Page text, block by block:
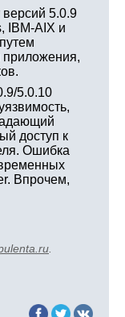
версий 5.0.9
IBM-AIX и
приложения,
5.0.10
доступ к
Ошибка
Впрочем,